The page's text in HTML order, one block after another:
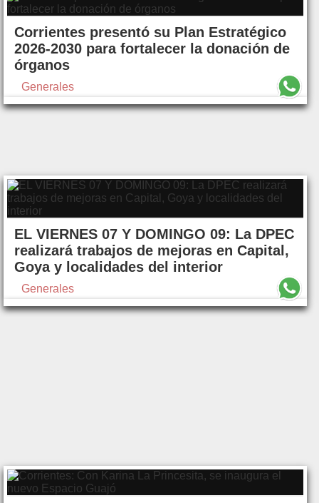
Corrientes presentó su Plan Estratégico
2026-2030 para fortalecer la donación de
órganos
Generales
EL VIERNES 07 Y DOMINGO 09: La DPEC
realizará trabajos de mejoras en Capital,
Goya y localidades del interior
Generales